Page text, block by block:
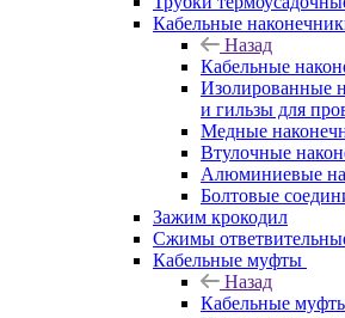
Кабельные
Назад
Кабельные
Изолированные
и гильзы для
Медные
Втулочные
Алюминиевые
Болтовые
Зажим крокодил
Сжимы
Кабельные муфты
Назад
Кабельные